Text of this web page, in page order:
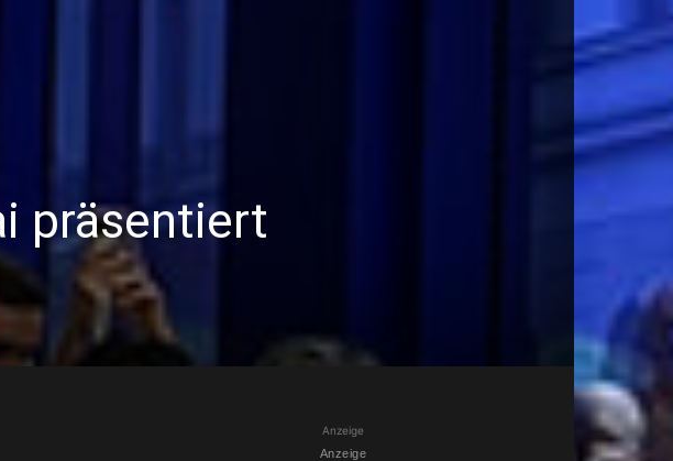
präsentiert
Anzeige
Anzeige